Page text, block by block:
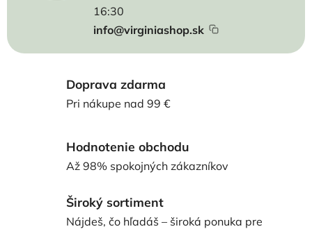
16:30
info@virginiashop.sk
Doprava zdarma
Pri nákupe nad 99 €
Hodnotenie obchodu
Až 98% spokojných zákazníkov
Široký sortiment
Nájdeš, čo hľadáš – široká ponuka pre